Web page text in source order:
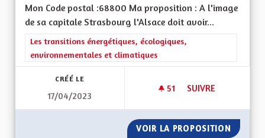
Mon Code postal :68800 Ma proposition : A l'image
de sa capitale Strasbourg l'Alsace doit avoir...
Filtrer les résultats de la catégorie : Les transitions
Les transitions énergétiques, écologiques,
environnementales et climatiques
CRÉÉ LE
17/04/2023
51 51 ABONNÉS
SUIVRE
VOIR LA PROPOSITION PISTES